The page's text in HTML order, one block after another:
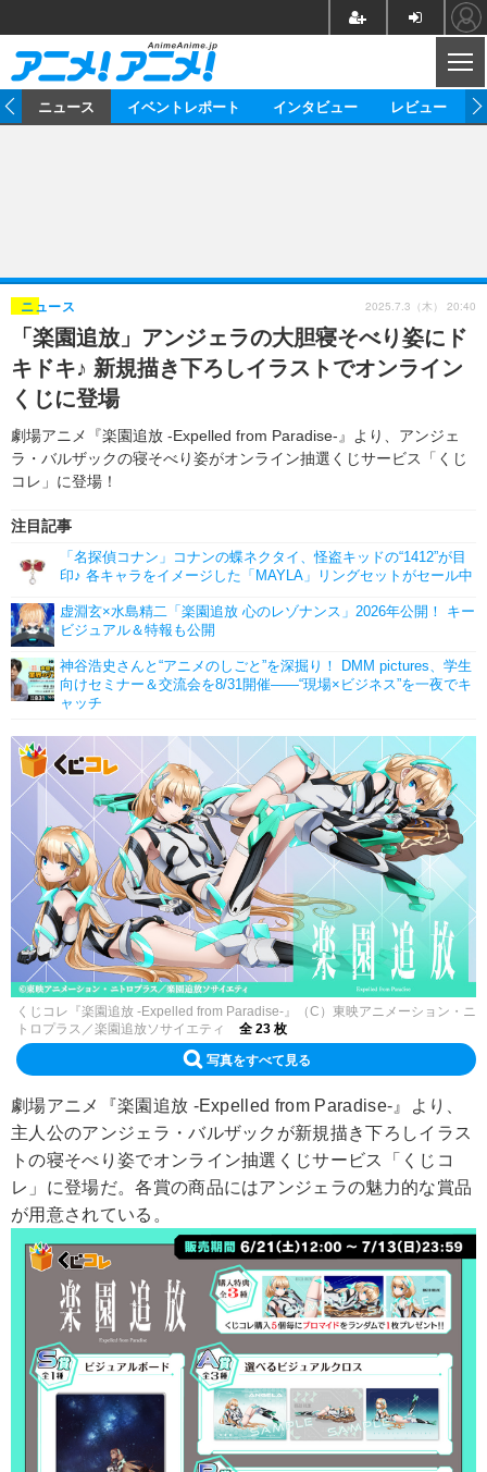
ゲーム グッズ
イベント 海外
海外イベント ビジネス
俳優・タレント アーティスト
ビジネス
アニメ 実写
書評 イベント
ゲーム 座談会
動画
アニメ
アニメ！アニメ！TV ABEMA Cafe
連載・コラム
ニュース イベントレポート インタビュー レビュー
「楽園追放」アンジェラの大胆寝そべり姿にド
キドキ♪ 新規描き下ろしイラストでオンライン
くじに登場
劇場アニメ『楽園追放 -Expelled from Paradise-』より、アンジェ
ラ・バルザックの寝そべり姿がオンライン抽選くじサービス「くじ
コレ」に登場！
ニュース
注目記事
「名探偵コナン」コナンの蝶ネクタイ、怪盗キッドの“1412”が目
印♪ 各キャラをイメージした「MAYLA」リングセットがセール中
虚淵玄×水島精二「楽園追放 心のレゾナンス」2026年公開！ キー
ビジュアル＆特報も公開
神谷浩史さんと“アニメのしごと”を深掘り！ DMM pictures、学生
向けセミナー＆交流会を8/31開催――“現場×ビジネス”を一夜でキ
ャッチ
2025.7.3（木） 20:40
くじコレ『楽園追放 -Expelled from Paradise-』（C）東映アニメーション・ニ
トロプラス／楽園追放ソサイエティ
全 23 枚
写真をすべて見る
劇場アニメ『楽園追放 -Expelled from Paradise-』より、
主人公のアンジェラ・バルザックが新規描き下ろしイラス
トの寝そべり姿でオンライン抽選くじサービス「くじコ
レ」に登場だ。各賞の商品にはアンジェラの魅力的な賞品
が用意されている。